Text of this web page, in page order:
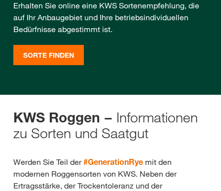
Erhalten Sie online eine KWS Sortenempfehlung, die
auf Ihr Anbaugebiet und Ihre betriebsindividuellen
Bedürfnisse abgestimmt ist.
SORTE FINDEN
KWS Roggen − Informationen
zu Sorten und Saatgut
Werden Sie Teil der#GenerationRye mit den
modernen Roggensorten von KWS. Neben der
Ertragsstärke, der Trockentoleranz und der